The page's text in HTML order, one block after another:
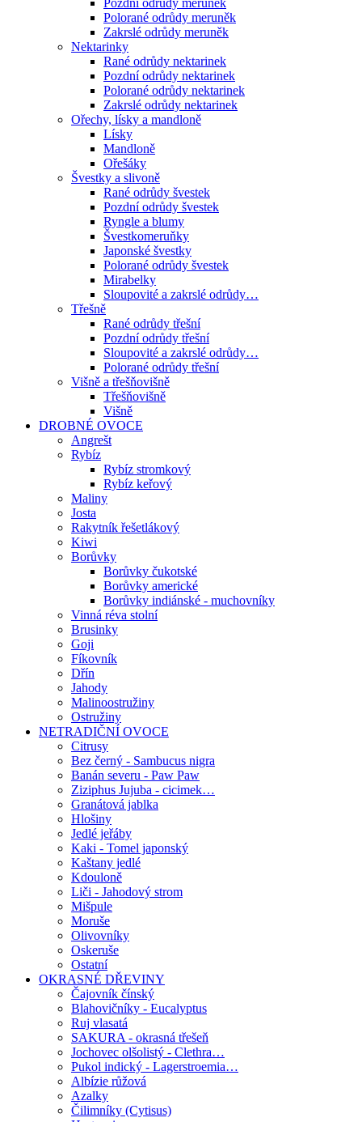
Pozdní odrůdy meruněk
Polorané odrůdy meruněk
Zakrslé odrůdy meruněk
Nektarinky
Rané odrůdy nektarinek
Pozdní odrůdy nektarinek
Polorané odrůdy nektarinek
Zakrslé odrůdy nektarinek
Ořechy, lísky a mandloně
Lísky
Mandloně
Ořešáky
Švestky a slivoně
Rané odrůdy švestek
Pozdní odrůdy švestek
Ryngle a blumy
Švestkomeruňky
Japonské švestky
Polorané odrůdy švestek
Mirabelky
Sloupovité a zakrslé odrůdy…
Třešně
Rané odrůdy třešní
Pozdní odrůdy třešní
Sloupovité a zakrslé odrůdy…
Polorané odrůdy třešní
Višně a třešňovišně
Třešňovišně
Višně
DROBNÉ OVOCE
Angrešt
Rybíz
Rybíz stromkový
Rybíz keřový
Maliny
Josta
Rakytník řešetlákový
Kiwi
Borůvky
Borůvky čukotské
Borůvky americké
Borůvky indiánské - muchovníky
Vinná réva stolní
Brusinky
Goji
Fíkovník
Dřín
Jahody
Malinoostružiny
Ostružiny
NETRADIČNÍ OVOCE
Citrusy
Bez černý - Sambucus nigra
Banán severu - Paw Paw
Ziziphus Jujuba - cicimek…
Granátová jablka
Hlošiny
Jedlé jeřáby
Kaki - Tomel japonský
Kaštany jedlé
Kdouloně
Liči - Jahodový strom
Mišpule
Moruše
Olivovníky
Oskeruše
Ostatní
OKRASNÉ DŘEVINY
Čajovník čínský
Blahovičníky - Eucalyptus
Ruj vlasatá
SAKURA - okrasná třešeň
Jochovec olšolistý - Clethra…
Pukol indický - Lagerstroemia…
Albízie růžová
Azalky
Čilimníky (Cytisus)